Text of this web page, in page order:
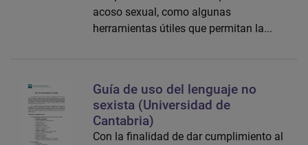
acoso sexual, como algunas
herramientas útiles que permitan la...
Guía de uso del lenguaje no
sexista (Universidad de
Cantabria)
Con la finalidad de dar cumplimiento al